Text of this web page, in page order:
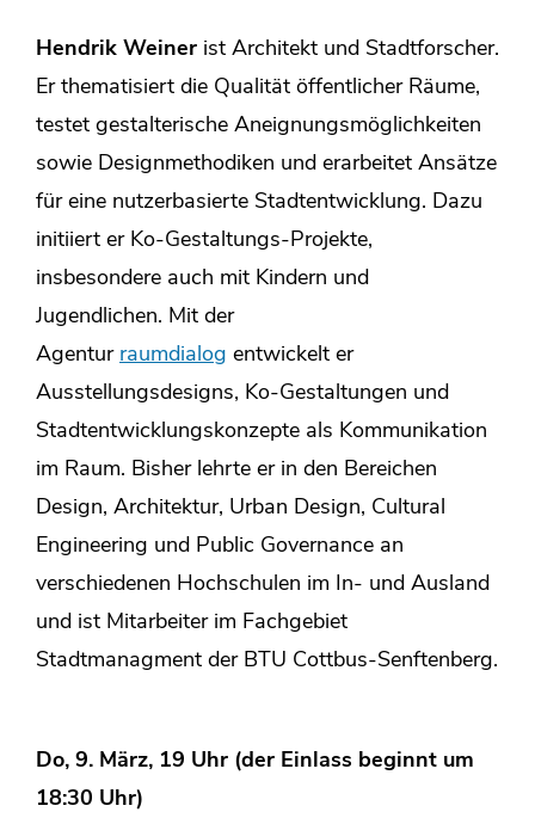
Hendrik Weiner ist Architekt und Stadtforscher.
Er thematisiert die Qualität öffentlicher Räume,
testet gestalterische Aneignungsmöglichkeiten
sowie Designmethodiken und erarbeitet Ansätze
für eine nutzerbasierte Stadtentwicklung. Dazu
initiiert er Ko-Gestaltungs-Projekte,
insbesondere auch mit Kindern und
Jugendlichen. Mit der
Agentur raumdialog entwickelt er
Ausstellungsdesigns, Ko-Gestaltungen und
Stadtentwicklungskonzepte als Kommunikation
im Raum. Bisher lehrte er in den Bereichen
Design, Architektur, Urban Design, Cultural
Engineering und Public Governance an
verschiedenen Hochschulen im In- und Ausland
und ist Mitarbeiter im Fachgebiet
Stadtmanagment der BTU Cottbus-Senftenberg.
Do, 9. März, 19 Uhr (der Einlass beginnt um
18:30 Uhr)